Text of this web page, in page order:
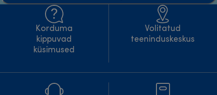
Korduma
kippuvad
küsimused
Volitatud
teeninduskeskus